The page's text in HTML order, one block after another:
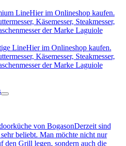
LineHier im Onlineshop kaufen.
Käsemesser, Steakmesser,
der Marke Laguiole
LineHier im Onlineshop kaufen.
Käsemesser, Steakmesser,
der Marke Laguiole
von BogasonDerzeit sind
beliebt. Man möchte nicht nur
den Grill legen, sondern auch die